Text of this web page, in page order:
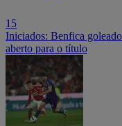
15
Iniciados: Benfica
aberto para o título